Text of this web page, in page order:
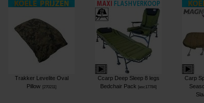
Trakker Levelite Oval
Pillow
270211]
Ccarp Deep Sleep 8 legs
Bedchair Pack
[esc17784]
Carp